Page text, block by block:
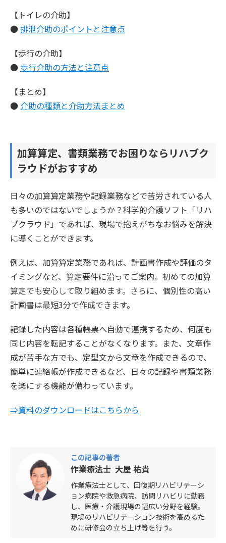
【トイレの介助】
●排泄介助のポイントと注意点
【歩行の介助】
●歩行介助の方法と注意点
【まとめ】
● 介助の種類と介助方法まとめ
加算算定、書類業務でお困りならリハブク
ラウドがおすすめ
日々の加算算定業務や記録業務などで苦労されている人
も多いのではないでしょうか？科学的介護ソフト「リハ
ブクラウド」であれば、現場で抱えがちなお悩みを解決
に導くことができます。
例えば、加算算定業務であれば、計画書作成や評価のタ
イミングなど、算定要件に沿ってご案内。初めての加算
算定でも安心して取り組めます。さらに、個別性の高い
計画書は最短3分で作成できます。
記録した内容は各種帳票へ自動で連携するため、何度も
同じ内容を転記することがなくなります。また、文章作
成が苦手な方でも、定型文から文章を作成できるので、
簡単に連絡帳が作成できるなど、日々の記録や書類業務
を楽にする機能が備わっています。
⇒資料のダウンロードはこちらから
この記事の著者
作業療法士 大屋 祐貴
作業療法士として、回復期リハビリテーシ
ョン病院や救急病院、訪問リハビリに勤務
し、医療・介護現場の幅広い分野を経験。
現場のリハビリテーション技術を高めるた
めに研修会の立ち上げ等を行う。